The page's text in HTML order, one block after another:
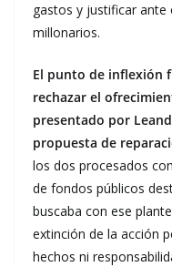
gastos y justificar ante
millonarios.
El punto de inflexión
rechazar el
presentado por
propuesta de
los dos procesados
de fondos públicos
buscaba con ese
extinción de la acción
hechos ni